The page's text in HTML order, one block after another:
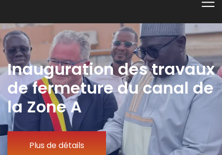
Inauguration des travaux
de fermeture du canal de
la Zone A
Plus de détails